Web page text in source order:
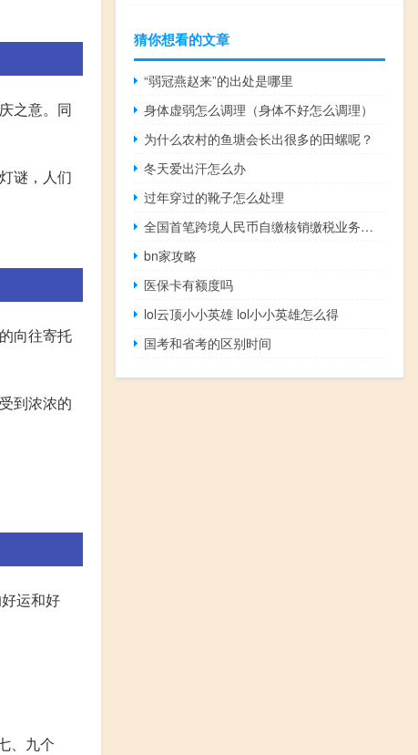
之意。同
谜，人们
向往寄托
到浓浓的
运和好
、九个
猜你想看的文章
“弱冠燕赵来”的出处是哪里
身体虚弱怎么调理（身体不好怎么调理）
为什么农村的鱼塘会长出很多的田螺呢？
冬天爱出汗怎么办
过年穿过的靴子怎么处理
全国首笔跨境人民币自缴核销缴税业务在广东肇庆落地
bn家攻略
医保卡有额度吗
lol云顶小小英雄 lol小小英雄怎么得
国考和省考的区别时间